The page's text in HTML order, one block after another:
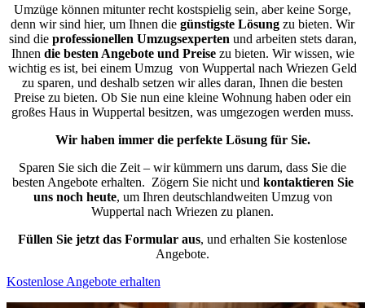
Umzüge können mitunter recht kostspielig sein, aber keine Sorge,
denn wir sind hier, um Ihnen die günstigste Lösung zu bieten. Wir
sind die professionellen Umzugsexperten und arbeiten stets daran,
Ihnen die besten Angebote und Preisezu bieten. Wir wissen, wie
wichtig es ist, bei einem Umzug von Wuppertal nach Wriezen Geld
zu sparen, und deshalb setzen wir alles daran, Ihnen die besten
Preise zu bieten. Ob Sie nun eine kleine Wohnung haben oder ein
großes Haus in Wuppertal besitzen, was umgezogen werden muss.
Wir haben immer die perfekte Lösung für Sie.
Sparen Sie sich die Zeit – wir kümmern uns darum, dass Sie die
besten Angebote erhalten. Zögern Sie nicht und kontaktieren Sie
uns noch heute, um Ihren deutschlandweiten Umzug von
Wuppertal nach Wriezen zu planen.
Füllen Sie jetzt das Formular aus, und erhalten Sie kostenlose
Angebote.
Kostenlose Angebote erhalten